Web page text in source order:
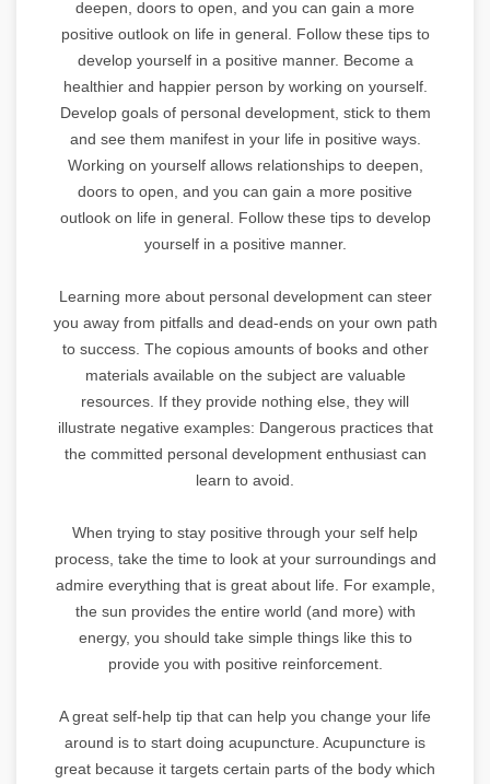
deepen, doors to open, and you can gain a more
positive outlook on life in general. Follow these tips to
develop yourself in a positive manner. Become a
healthier and happier person by working on yourself.
Develop goals of personal development, stick to them
and see them manifest in your life in positive ways.
Working on yourself allows relationships to deepen,
doors to open, and you can gain a more positive
outlook on life in general. Follow these tips to develop
yourself in a positive manner.
Learning more about personal development can steer
you away from pitfalls and dead-ends on your own path
to success. The copious amounts of books and other
materials available on the subject are valuable
resources. If they provide nothing else, they will
illustrate negative examples: Dangerous practices that
the committed personal development enthusiast can
learn to avoid.
When trying to stay positive through your self help
process, take the time to look at your surroundings and
admire everything that is great about life. For example,
the sun provides the entire world (and more) with
energy, you should take simple things like this to
provide you with positive reinforcement.
A great self-help tip that can help you change your life
around is to start doing acupuncture. Acupuncture is
great because it targets certain parts of the body which